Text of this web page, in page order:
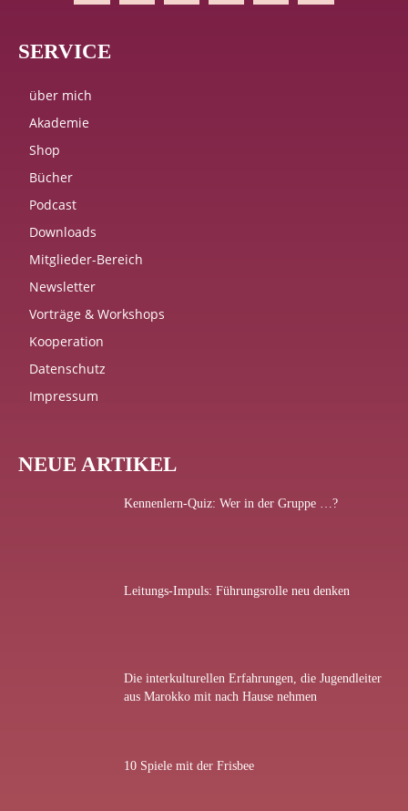
SERVICE
über mich
Akademie
Shop
Bücher
Podcast
Downloads
Mitglieder-Bereich
Newsletter
Vorträge & Workshops
Kooperation
Datenschutz
Impressum
NEUE ARTIKEL
Kennenlern-Quiz: Wer in der Gruppe …?
Leitungs-Impuls: Führungsrolle neu denken
Die interkulturellen Erfahrungen, die Jugendleiter
aus Marokko mit nach Hause nehmen
10 Spiele mit der Frisbee